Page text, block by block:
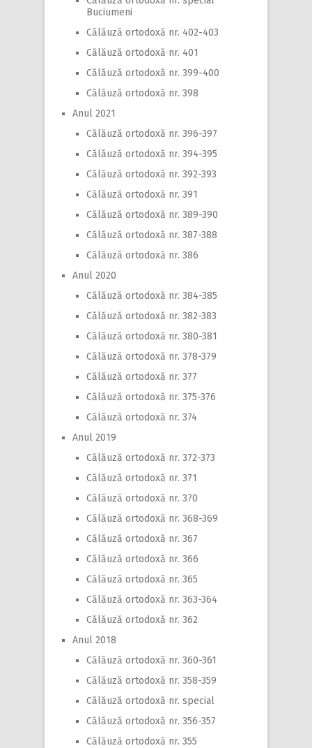
Buciumeni
Călăuză ortodoxă nr. 402-403
Călăuză ortodoxă nr. 401
Călăuză ortodoxă nr. 399-400
Călăuză ortodoxă nr. 398
Anul 2021
Călăuză ortodoxă nr. 396-397
Călăuză ortodoxă nr. 394-395
Călăuză ortodoxă nr. 392-393
Călăuză ortodoxă nr. 391
Călăuză ortodoxă nr. 389-390
Călăuză ortodoxă nr. 387-388
Călăuză ortodoxă nr. 386
Anul 2020
Călăuză ortodoxă nr. 384-385
Călăuză ortodoxă nr. 382-383
Călăuză ortodoxă nr. 380-381
Călăuză ortodoxă nr. 378-379
Călăuză ortodoxă nr. 377
Călăuză ortodoxă nr. 375-376
Călăuză ortodoxă nr. 374
Anul 2019
Călăuză ortodoxă nr. 372-373
Călăuză ortodoxă nr. 371
Călăuză ortodoxă nr. 370
Călăuză ortodoxă nr. 368-369
Călăuză ortodoxă nr. 367
Călăuză ortodoxă nr. 366
Călăuză ortodoxă nr. 365
Călăuză ortodoxă nr. 363-364
Călăuză ortodoxă nr. 362
Anul 2018
Călăuză ortodoxă nr. 360-361
Călăuză ortodoxă nr. 358-359
Călăuză ortodoxă nr. special
Călăuză ortodoxă nr. 356-357
Călăuză ortodoxă nr. 355